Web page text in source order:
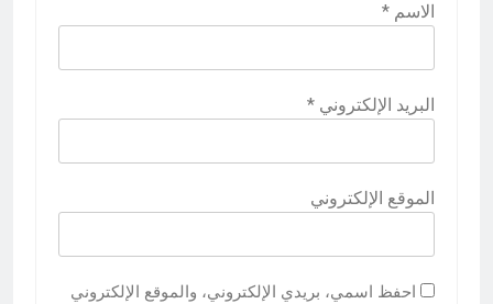
الاسم *
البريد الإلكتروني *
الموقع الإلكتروني
احفظ اسمي، بريدي الإلكتروني، والموقع الإلكتروني